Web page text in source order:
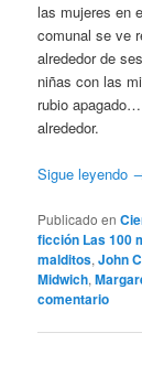
las mujeres en
comunal se ve
alrededor de
niñas con las
rubio
alrededor.
Sigue leyendo
Publicado en
ficción Las 100
malditos,John
Midwich,
comentario